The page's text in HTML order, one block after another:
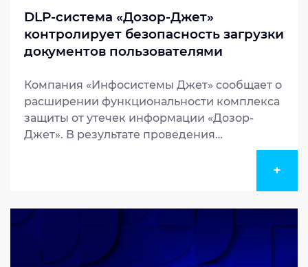
DLP-система «Дозор-Джет»
контролирует безопасность загрузки
документов пользователями
Компания «Инфосистемы Джет» сообщает о
расширении функциональности комплекса
защиты от утечек информации «Дозор-
Джет». В результате проведения
оперативного обновления баз сигнатур
система может контролировать загрузки и+